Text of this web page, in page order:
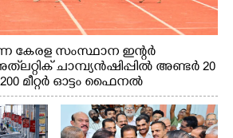
കേരള സംസ്ഥാന ഇന്റർ
ചാമ്പ്യൻഷിപ്പിൽ അണ്ടർ 20
മീറ്റർ ഓട്ടം ഫൈനൽ
ട്രാക്കിന് കുറുകെ ഓടുന്ന